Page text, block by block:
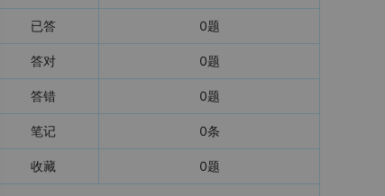
已答 0题
答对 0题
答错 0题
笔记 0条
收藏 0题